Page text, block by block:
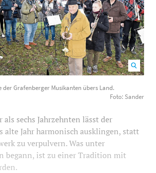
Sander700 479
der Grafenberger Musikanten übers Land.
Foto: Sander
als sechs Jahrzehnten lässt der
alte Jahr harmonisch ausklingen, statt
zu verpulvern. Was unter
begann, ist zu einer Tradition mit